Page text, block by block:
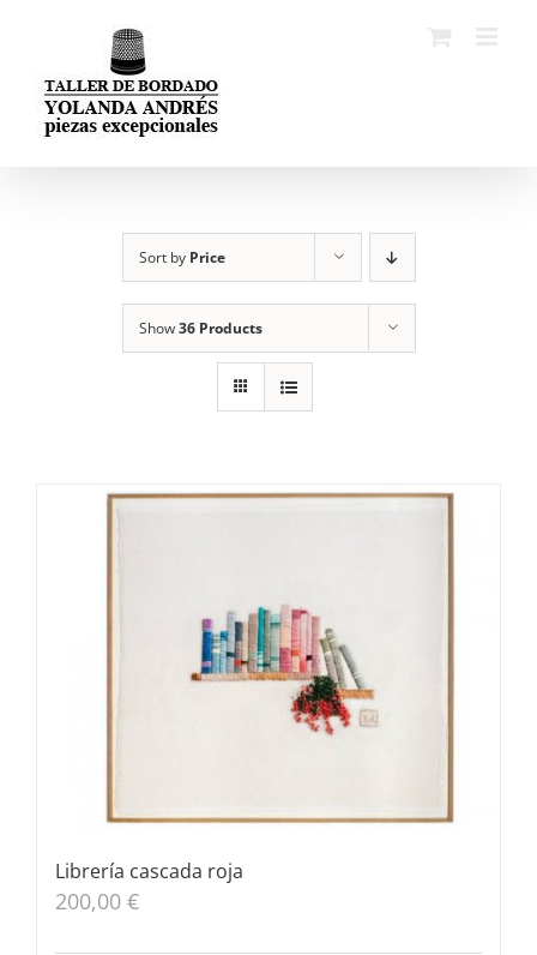
Sort by Price
Show36 Products
Librería cascada roja
200,00 €